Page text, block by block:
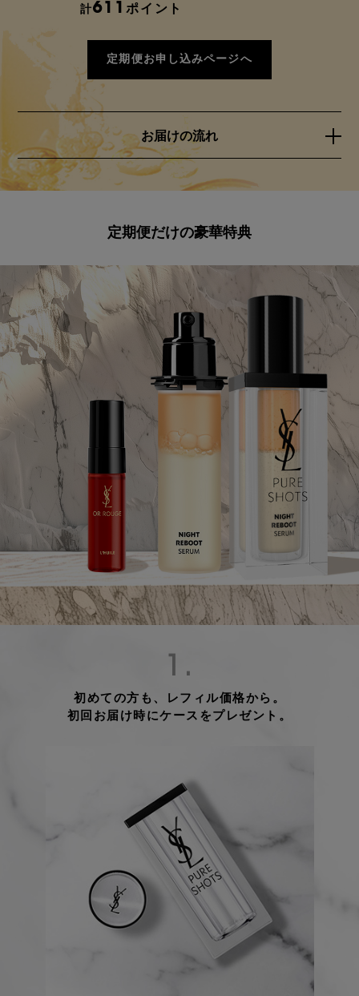
計611ポイント
定期便お申し込みページへ
お届けの流れ
定期便だけの豪華特典
1.
初めての方も、レフィル価格から。
初回お届け時にケースをプレゼント。